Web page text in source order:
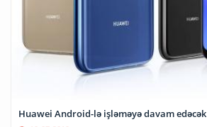
Huawei Android-lə işləməyə davam edəcək